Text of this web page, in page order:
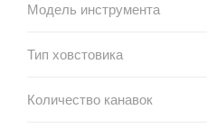
Модель инструмента
Тип ховстовика
Количество канавок